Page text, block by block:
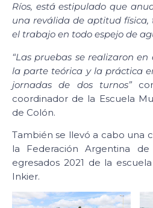
Ríos, está estipulado que
una reválida de aptitud
el trabajo en todo espejo de
“Las pruebas se realizaron
la parte teórica y la práctica
jornadas de dos turnos”
coordinador de la Escuela
de Colón.
También se llevó a cabo una
la Federación Argentina de
egresados 2021 de la
Inkier.